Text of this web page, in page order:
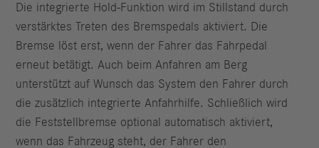
Die integrierte Hold-Funktion wird im Stillstand durch
verstärktes Treten des Bremspedals aktiviert. Die
Bremse löst erst, wenn der Fahrer das Fahrpedal
erneut betätigt. Auch beim Anfahren am Berg
unterstützt auf Wunsch das System den Fahrer durch
die zusätzlich integrierte Anfahrhilfe. Schließlich wird
die Feststellbremse optional automatisch aktiviert,
wenn das Fahrzeug steht, der Fahrer den